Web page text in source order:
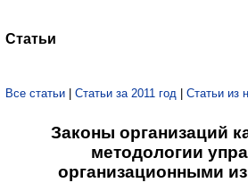
Статьи
Все статьи | Статьи за 2011 год | Статьи из
Законы организаций
методологии
организационными